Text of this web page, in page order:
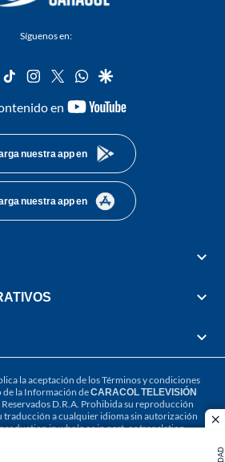
Síguenos en:
facebook
tiktok instagram
twitterwhatsapp
google
en
youtube-
nuestra app en
nuestra app en
la aceptación de losTérminos y condiciones
de la Información deCARACOL TELEVISIÓN
D.R.A. Prohibida su reproducción
traducción a cualquier idioma sin autorización
in whole or in part, or translation